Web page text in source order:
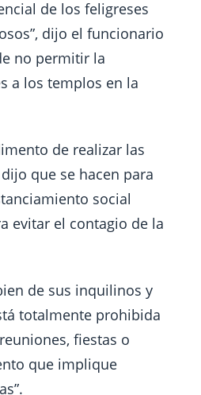
de los feligreses
dijo el funcionario
no permitir la
a los templos en la
de realizar las
que se hacen para
social
evitar el contagio de la
de sus inquilinos y
totalmente prohibida
fiestas o
que implique